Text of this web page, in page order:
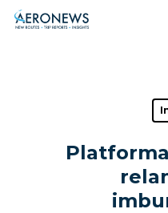
Hit enter to search